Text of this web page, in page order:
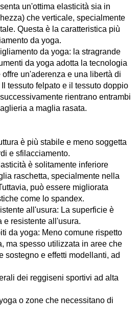
un'ottima elasticità sia in
che verticale, specialmente
Questa è la caratteristica più
da yoga.
da yoga: la stragrande
da yoga adotta la tecnologia
un'aderenza e una libertà di
tessuto felpato e il tessuto doppio
rientrano entrambi
a maglia rasata.
è più stabile e meno soggetta
e sfilacciamento.
è solitamente inferiore
raschetta, specialmente nella
può essere migliorata
come lo spandex.
all'usura: La superficie è
e resistente all'usura.
da yoga: Meno comune rispetto
ma spesso utilizzata in aree che
sostegno e effetti modellanti, ad
dei reggiseni sportivi ad alta
o zone che necessitano di